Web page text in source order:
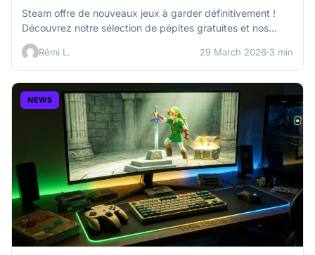
Steam offre de nouveaux jeux à garder définitivement !
Découvrez notre sélection de pépites gratuites et nos
conseils pour optimiser…
Rémi L. 29 March 2026·3 min
NEWS